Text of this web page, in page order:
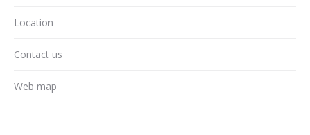
Location
Contact us
Web map